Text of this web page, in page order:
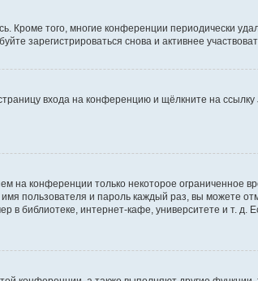
Кроме того, многие конференции периодически
зарегистрироваться снова и активнее
входа на конференцию и щёлкните на ссылку
на конференции только некоторое ограниченное
пользователя и пароль каждый раз, вы можете
библиотеке, интернет-кафе, университете и т. д.